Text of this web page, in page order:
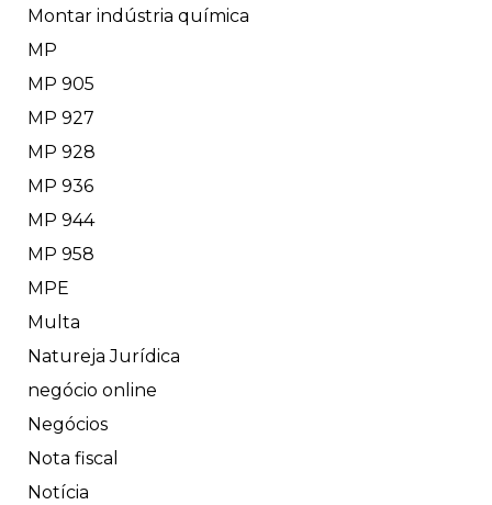
Montar indústria química
MP
MP 905
MP 927
MP 928
MP 936
MP 944
MP 958
MPE
Multa
Natureja Jurídica
negócio online
Negócios
Nota fiscal
Notícia